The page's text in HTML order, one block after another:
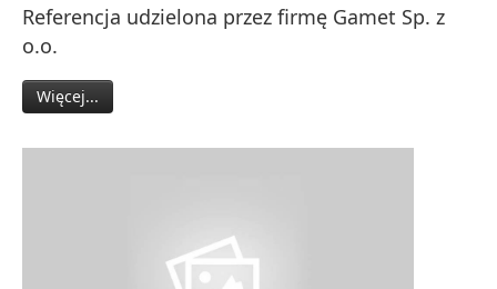
Referencja udzielona przez firmę Gamet Sp. z
o.o.
Więcej...